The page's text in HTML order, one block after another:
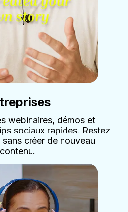
webinaires, démos et
sociaux rapides. Restez
créer de nouveau
contenu.